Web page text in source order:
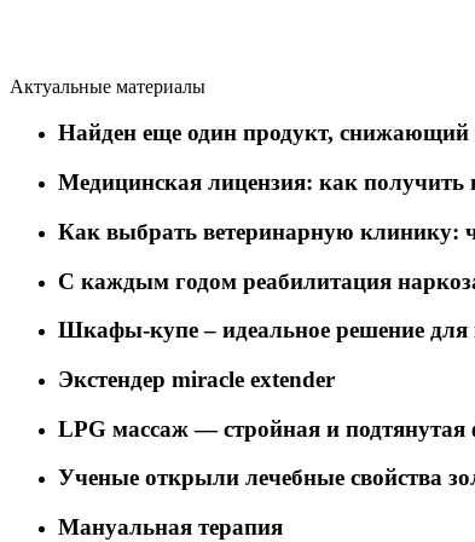
Актуальные материалы
Найден еще один продукт, снижающий
Медицинская лицензия: как получить
Как выбрать ветеринарную клинику:
C каждым годом реабилитация
Шкафы-купе – идеальное решение для
Экстендер miracle extender
LPG массаж — стройная и
Ученые открыли лечебные свойства
Мануальная терапия